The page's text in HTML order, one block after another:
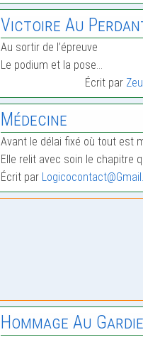
Victoire Au
Au sortir de l’épreuve
Le podium et la pose…
Écrit par
Médecine
Avant le délai fixé où tout est
Elle relit avec soin le chapitre
Écrit par
Hommage Au